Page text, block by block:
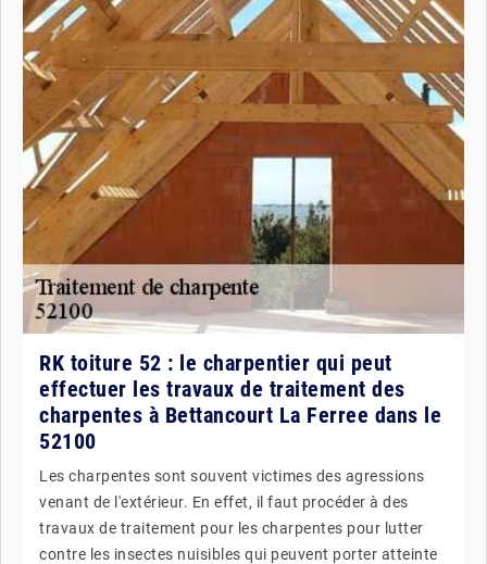
RK toiture 52 : le charpentier qui peut
effectuer les travaux de traitement des
charpentes à Bettancourt La Ferree dans le
52100
Les charpentes sont souvent victimes des agressions
venant de l'extérieur. En effet, il faut procéder à des
travaux de traitement pour les charpentes pour lutter
contre les insectes nuisibles qui peuvent porter atteinte